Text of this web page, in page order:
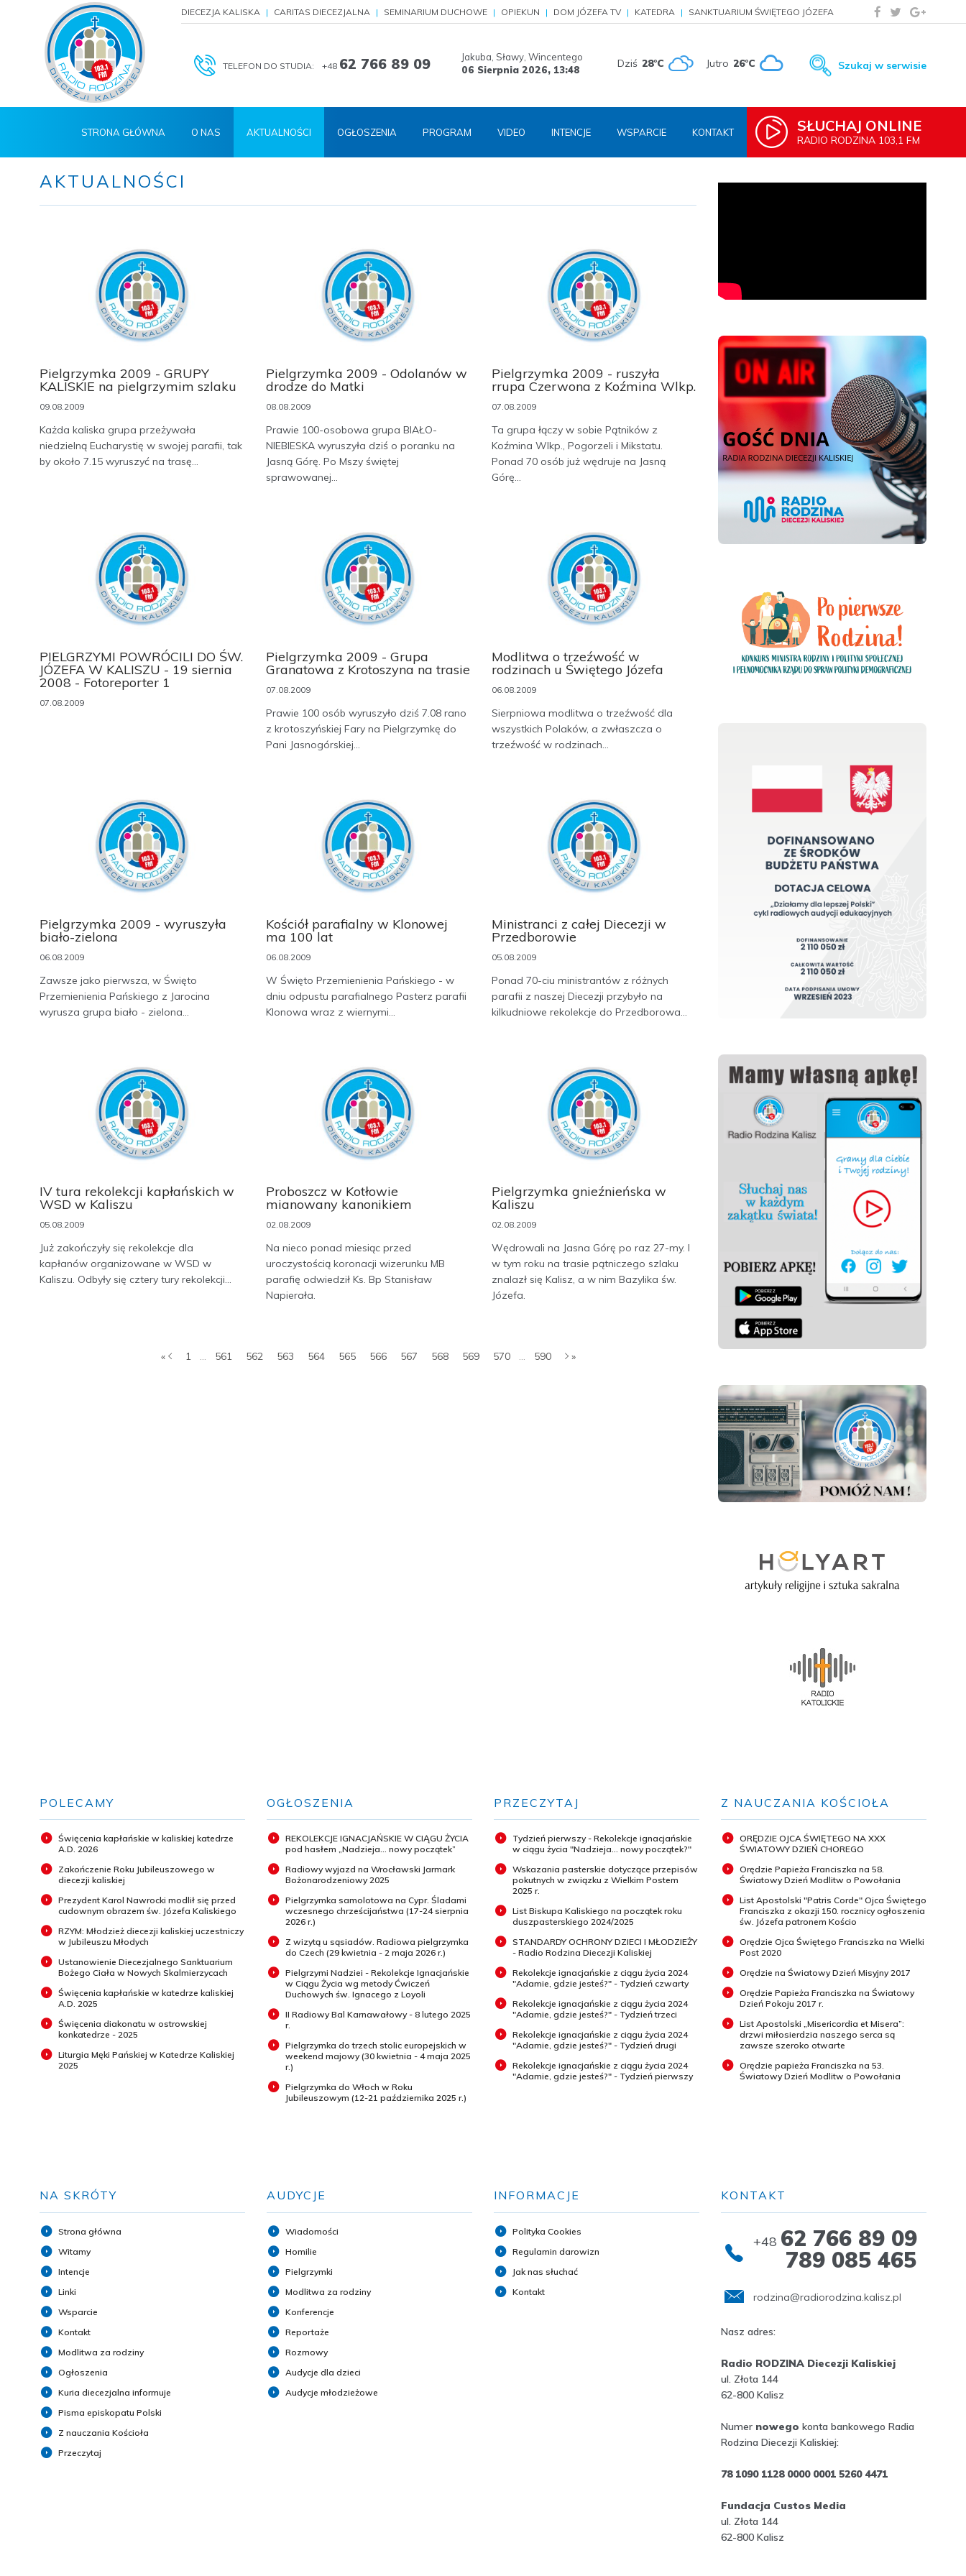
DIECEZJA KALISKA CARITAS DIECEZJALNA SEMINARIUM DUCHOWE OPIEKUN DOM JÓZEFA TV KATEDRA SANKTUARIUM ŚWIĘTEGO JÓZEFA
TELEFON DO STUDIA: +48 62 766 89 09
Jakuba, Sławy, Wincentego
06 Sierpnia 2026, 13:48 Dziś 28°C Jutro 26°C Szukaj w serwisie
SŁUCHAJ ONLINE
RADIO RODZINA 103,1 FM
STRONA GŁÓWNA O NAS AKTUALNOŚCI OGŁOSZENIA PROGRAM VIDEO INTENCJE WSPARCIE KONTAKT
AKTUALNOŚCI
Pielgrzymka 2009 - GRUPY
KALISKIE na pielgrzymim szlaku
09.08.2009
Każda kaliska grupa przeżywała
niedzielną Eucharystię w swojej parafii, tak
by około 7.15 wyruszyć na trasę...
Pielgrzymka 2009 - Odolanów w
drodze do Matki
08.08.2009
Prawie 100-osobowa grupa BIAŁO-
NIEBIESKA wyruszyła dziś o poranku na
Jasną Górę. Po Mszy świętej
sprawowanej...
Pielgrzymka 2009 - ruszyła
rrupa Czerwona z Koźmina Wlkp.
07.08.2009
Ta grupa łączy w sobie Pątników z
Koźmina Wlkp., Pogorzeli i Mikstatu.
Ponad 70 osób już wędruje na Jasną
Górę...
PIELGRZYMI POWRÓCILI DO ŚW.
JÓZEFA W KALISZU - 19 siernia
2008 - Fotoreporter 1
07.08.2009
Pielgrzymka 2009 - Grupa
Granatowa z Krotoszyna na trasie
07.08.2009
Prawie 100 osób wyruszyło dziś 7.08 rano
z krotoszyńskiej Fary na Pielgrzymkę do
Pani Jasnogórskiej...
Modlitwa o trzeźwość w
rodzinach u Świętego Józefa
06.08.2009
Sierpniowa modlitwa o trzeźwość dla
wszystkich Polaków, a zwłaszcza o
trzeźwość w rodzinach...
Pielgrzymka 2009 - wyruszyła
biało-zielona
06.08.2009
Zawsze jako pierwsza, w Święto
Przemienienia Pańskiego z Jarocina
wyrusza grupa biało - zielona...
Kościół parafialny w Klonowej
ma 100 lat
06.08.2009
W Święto Przemienienia Pańskiego - w
dniu odpustu parafialnego Pasterz parafii
Klonowa wraz z wiernymi...
Ministranci z całej Diecezji w
Przedborowie
05.08.2009
Ponad 70-ciu ministrantów z różnych
parafii z naszej Diecezji przybyło na
kilkudniowe rekolekcje do Przedborowa...
IV tura rekolekcji kapłańskich w
WSD w Kaliszu
05.08.2009
Już zakończyły się rekolekcje dla
kapłanów organizowane w WSD w
Kaliszu. Odbyły się cztery tury rekolekcji...
Proboszcz w Kotłowie
mianowany kanonikiem
02.08.2009
Na nieco ponad miesiąc przed
uroczystością koronacji wizerunku MB
parafię odwiedził Ks. Bp Stanisław
Napierała.
Pielgrzymka gnieźnieńska w
Kaliszu
02.08.2009
Wędrowali na Jasna Górę po raz 27-my. I
w tym roku na trasie pątniczego szlaku
znalazł się Kalisz, a w nim Bazylika św.
Józefa.
« 1 ... 561 562 563 564 565 566 567 568 569 570 ... 590 »
POLECAMY
Święcenia kapłańskie w kaliskiej katedrze
A.D. 2026
Zakończenie Roku Jubileuszowego w
diecezji kaliskiej
Prezydent Karol Nawrocki modlił się przed
cudownym obrazem św. Józefa Kaliskiego
RZYM: Młodzież diecezji kaliskiej uczestniczy
w Jubileuszu Młodych
Ustanowienie Diecezjalnego Sanktuarium
Bożego Ciała w Nowych Skalmierzycach
Święcenia kapłańskie w katedrze kaliskiej
A.D. 2025
Święcenia diakonatu w ostrowskiej
konkatedrze - 2025
Liturgia Męki Pańskiej w Katedrze Kaliskiej
2025
OGŁOSZENIA
REKOLEKCJE IGNACJAŃSKIE W CIĄGU ŻYCIA
pod hasłem „Nadzieja... nowy początek”
Radiowy wyjazd na Wrocławski Jarmark
Bożonarodzeniowy 2025
Pielgrzymka samolotowa na Cypr. Śladami
wczesnego chrześcijaństwa (17-24 sierpnia
2026 r.)
Z wizytą u sąsiadów. Radiowa pielgrzymka
do Czech (29 kwietnia - 2 maja 2026 r.)
Pielgrzymi Nadziei - Rekolekcje Ignacjańskie
w Ciągu Życia wg metody Ćwiczeń
Duchowych św. Ignacego z Loyoli
II Radiowy Bal Karnawałowy - 8 lutego 2025
r.
Pielgrzymka do trzech stolic europejskich w
weekend majowy (30 kwietnia - 4 maja 2025
r.)
Pielgrzymka do Włoch w Roku
Jubileuszowym (12-21 października 2025 r.)
PRZECZYTAJ
Tydzień pierwszy - Rekolekcje ignacjańskie
w ciągu życia "Nadzieja... nowy początek?"
Wskazania pasterskie dotyczące przepisów
pokutnych w związku z Wielkim Postem
2025 r.
List Biskupa Kaliskiego na początek roku
duszpasterskiego 2024/2025
STANDARDY OCHRONY DZIECI I MŁODZIEŻY
- Radio Rodzina Diecezji Kaliskiej
Rekolekcje ignacjańskie z ciągu życia 2024
"Adamie, gdzie jesteś?" - Tydzień czwarty
Rekolekcje ignacjańskie z ciągu życia 2024
"Adamie, gdzie jesteś?" - Tydzień trzeci
Rekolekcje ignacjańskie z ciągu życia 2024
"Adamie, gdzie jesteś?" - Tydzień drugi
Rekolekcje ignacjańskie z ciągu życia 2024
"Adamie, gdzie jesteś?" - Tydzień pierwszy
Z NAUCZANIA KOŚCIOŁA
ORĘDZIE OJCA ŚWIĘTEGO NA XXX
ŚWIATOWY DZIEŃ CHOREGO
Orędzie Papieża Franciszka na 58.
Światowy Dzień Modlitw o Powołania
List Apostolski "Patris Corde" Ojca Świętego
Franciszka z okazji 150. rocznicy ogłoszenia
św. Józefa patronem Kościo
Orędzie Ojca Świętego Franciszka na Wielki
Post 2020
Orędzie na Światowy Dzień Misyjny 2017
Orędzie Papieża Franciszka na Światowy
Dzień Pokoju 2017 r.
List Apostolski „Misericordia et Misera”:
drzwi miłosierdzia naszego serca są
zawsze szeroko otwarte
Orędzie papieża Franciszka na 53.
Światowy Dzień Modlitw o Powołania
NA SKRÓTY
Strona główna
Witamy
Intencje
Linki
Wsparcie
Kontakt
Modlitwa za rodziny
Ogłoszenia
Kuria diecezjalna informuje
Pisma episkopatu Polski
Z nauczania Kościoła
Przeczytaj
AUDYCJE
Wiadomości
Homilie
Pielgrzymki
Modlitwa za rodziny
Konferencje
Reportaże
Rozmowy
Audycje dla dzieci
Audycje młodzieżowe
INFORMACJE
Polityka Cookies
Regulamin darowizn
Jak nas słuchać
Kontakt
KONTAKT
+48 62 766 89 09
789 085 465
rodzina@radiorodzina.kalisz.pl
Nasz adres:
Radio RODZINA Diecezji Kaliskiej
ul. Złota 144
62-800 Kalisz
Numer nowego konta bankowego Radia
Rodzina Diecezji Kaliskiej:
78 1090 1128 0000 0001 5260 4471
Fundacja Custos Media
ul. Złota 144
62-800 Kalisz